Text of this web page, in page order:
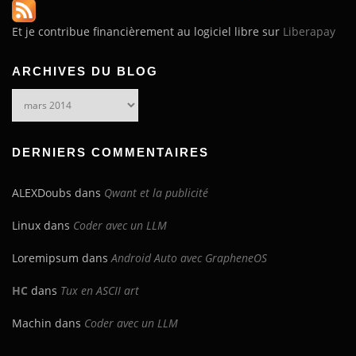
Et je contribue financièrement au logiciel libre sur Liberapay
ARCHIVES DU BLOG
DERNIERS COMMENTAIRES
ALEXDoubs dans Qwant et la publicité
Linux dans Coder avec un LLM
Loremipsum dansAndroid Auto avec GrapheneOS
HC dans Tux en ASCII art
Machin dans Coder avec un LLM